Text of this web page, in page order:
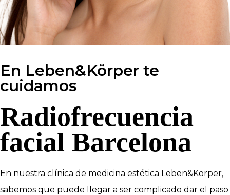
En Leben&Körper te
cuidamos
Radiofrecuencia
facial Barcelona
En nuestra clínica de medicina estética Leben&Körper,
sabemos que puede llegar a ser complicado dar el paso